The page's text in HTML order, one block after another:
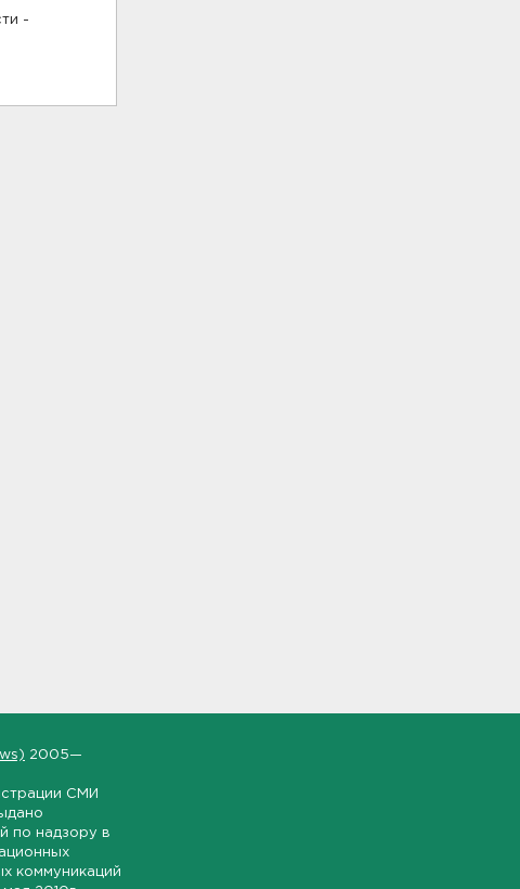
-
2005—
СМИ
по надзору в
коммуникаций